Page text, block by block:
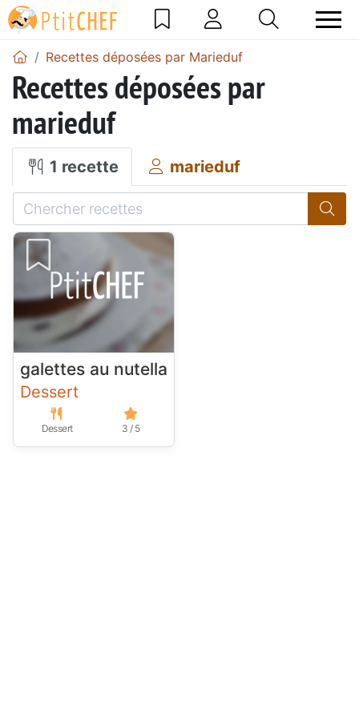
Recettes déposées par Marieduf
Recettes déposées par
marieduf
1 recette marieduf
galettes au nutella
Dessert
Dessert 3 / 5